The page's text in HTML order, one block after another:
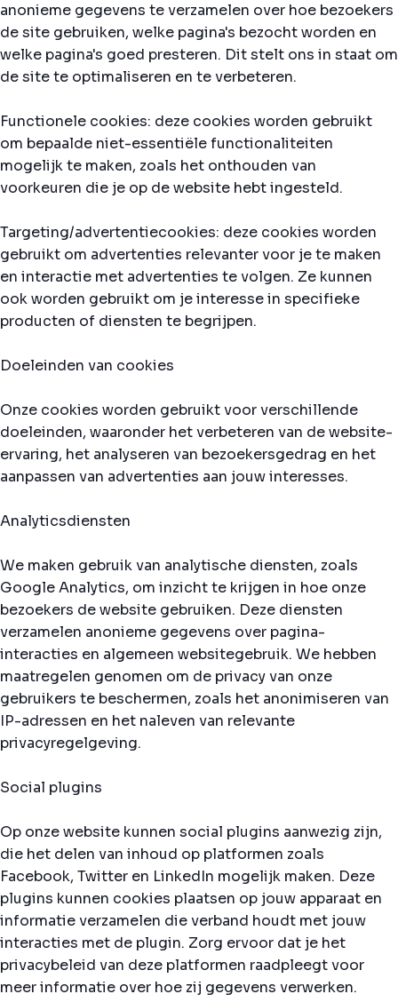
anonieme gegevens te verzamelen over hoe bezoekers
de site gebruiken, welke pagina's bezocht worden en
welke pagina's goed presteren. Dit stelt ons in staat om
de site te optimaliseren en te verbeteren.
Functionele cookies: deze cookies worden gebruikt
om bepaalde niet-essentiële functionaliteiten
mogelijk te maken, zoals het onthouden van
voorkeuren die je op de website hebt ingesteld.
Targeting/advertentiecookies: deze cookies worden
gebruikt om advertenties relevanter voor je te maken
en interactie met advertenties te volgen. Ze kunnen
ook worden gebruikt om je interesse in specifieke
producten of diensten te begrijpen.
Doeleinden van cookies
Onze cookies worden gebruikt voor verschillende
doeleinden, waaronder het verbeteren van de website-
ervaring, het analyseren van bezoekersgedrag en het
aanpassen van advertenties aan jouw interesses.
Analyticsdiensten
We maken gebruik van analytische diensten, zoals
Google Analytics, om inzicht te krijgen in hoe onze
bezoekers de website gebruiken. Deze diensten
verzamelen anonieme gegevens over pagina-
interacties en algemeen websitegebruik. We hebben
maatregelen genomen om de privacy van onze
gebruikers te beschermen, zoals het anonimiseren van
IP-adressen en het naleven van relevante
privacyregelgeving.
Social plugins
Op onze website kunnen social plugins aanwezig zijn,
die het delen van inhoud op platformen zoals
Facebook, Twitter en LinkedIn mogelijk maken. Deze
plugins kunnen cookies plaatsen op jouw apparaat en
informatie verzamelen die verband houdt met jouw
interacties met de plugin. Zorg ervoor dat je het
privacybeleid van deze platformen raadpleegt voor
meer informatie over hoe zij gegevens verwerken.